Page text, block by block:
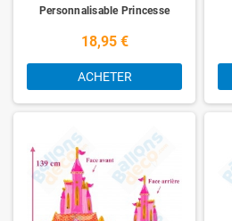
Personnalisable Princesse
18,95 €
ACHETER